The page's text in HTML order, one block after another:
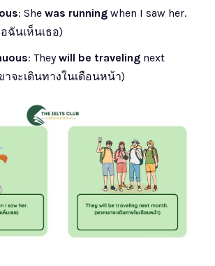
: She was running when I saw her.
ฉันเห็นเธอ)
: Theywill be traveling next
าจะเดินทางในเดือนหน้า)